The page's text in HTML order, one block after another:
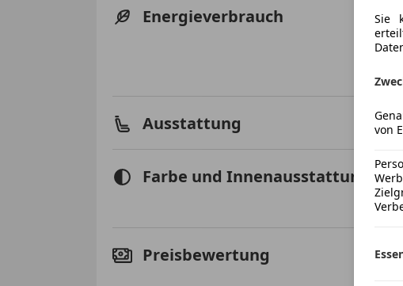
Energieverbrauch
Ausstattung
Farbe und Innenausstattung
Preisbewertung
Sie
von